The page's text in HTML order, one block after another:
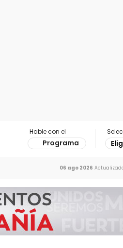
Hable con el
Programa
06 ago 2026